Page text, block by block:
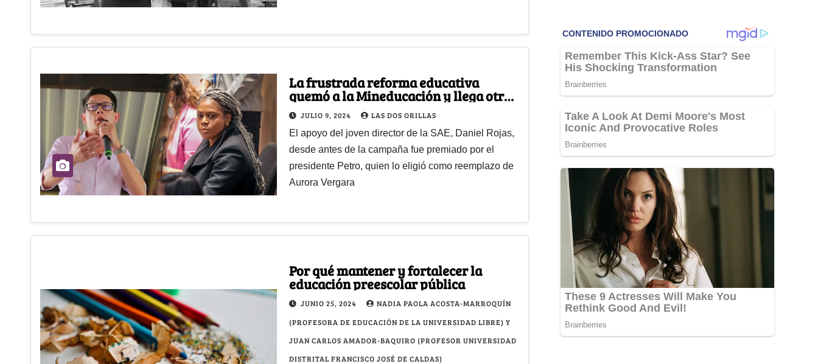
La frustrada reforma educativa
quemó a la Mineducación y llega otro
alfil Petrista
JULIO 9, 2024 LAS DOS ORILLAS
El apoyo del joven director de la SAE, Daniel Rojas,
desde antes de la campaña fue premiado por el
presidente Petro, quien lo eligió como reemplazo de
Aurora Vergara
Por qué mantener y fortalecer la
educación preescolar pública
JUNIO 25, 2024
NADIA PAOLA ACOSTA-MARROQUÍN
(PROFESORA DE EDUCACIÓN DE LA UNIVERSIDAD LIBRE) Y
JUAN CARLOS AMADOR-BAQUIRO (PROFESOR UNIVERSIDAD
DISTRITAL FRANCISCO JOSÉ DE CALDAS)